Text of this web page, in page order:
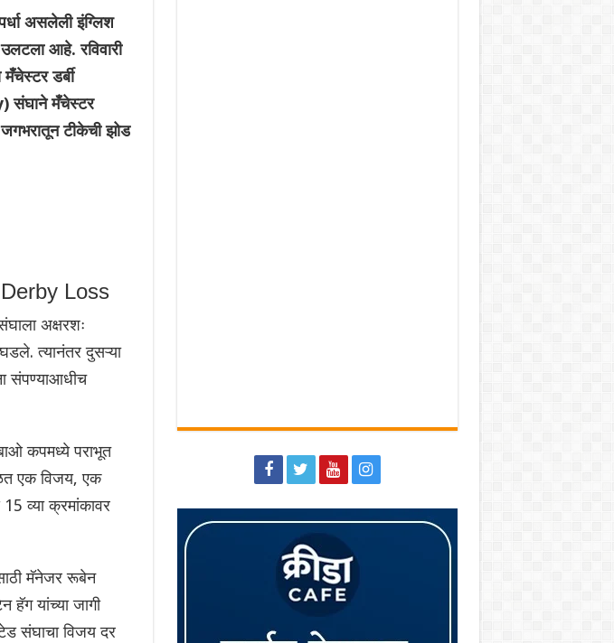
असलेली इंग्लिश
आहे. रविवारी
डर्बी
संघाने मँचेस्टर
टीकेची झोड
Loss
अक्षरशः
त्यानंतर दुसऱ्या
संपण्याआधीच
कपमध्ये पराभूत
एक विजय, एक
व्या क्रमांकावर
मॅनेजर रूबेन
हॅग यांच्या जागी
संघाचा विजय दर